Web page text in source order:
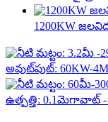
1200KW